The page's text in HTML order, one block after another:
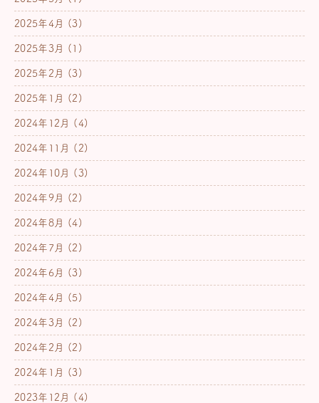
2025年4月 (3)
2025年3月 (1)
2025年2月 (3)
2025年1月 (2)
2024年12月 (4)
2024年11月 (2)
2024年10月 (3)
2024年9月 (2)
2024年8月 (4)
2024年7月 (2)
2024年6月 (3)
2024年4月 (5)
2024年3月 (2)
2024年2月 (2)
2024年1月 (3)
2023年12月 (4)